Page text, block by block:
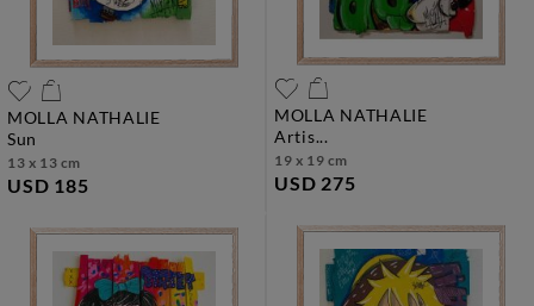
MOLLA NATHALIE
sun
13 x 13 cm
USD 185
MOLLA NATHALIE
artis...
19 x 19 cm
USD 275